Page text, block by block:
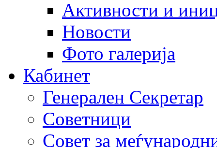
Активности и
Новости
Фото галерија
Кабинет
Генерален Секретар
Советници
Совет за